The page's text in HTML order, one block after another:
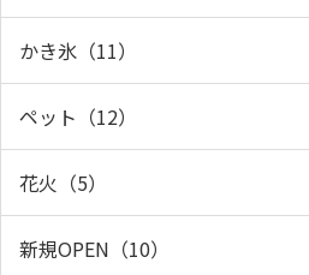
かき氷（11）
ペット（12）
花火（5）
新規OPEN（10）